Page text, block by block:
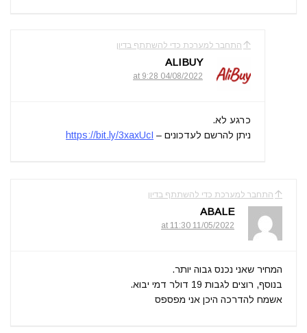
התחבר למערכת כדי להשתתף בדיון
ALIBUY
04/08/2022 at 9:28
כרגע לא.
ניתן להרשם לעדכונים – https://bit.ly/3xaxUcI
התחבר למערכת כדי להשתתף בדיון
ABALE
11/05/2022 at 11:30
המחיר שאני נכנס גבוה יותר.
בנוסף, רוצים לגבות 19 דולר דמי יבוא.
אשמח להדרכה היכן אני מפספס